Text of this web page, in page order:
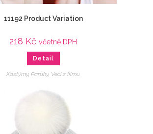
11192 Product Variation
218 Kč včetně DPH
Detail
Kostýmy, Paruky, Veci z filmu